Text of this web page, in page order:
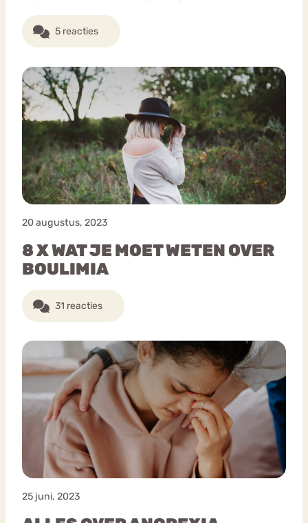
5 reacties
20 augustus, 2023
8 X WAT JE MOET WETEN OVER
BOULIMIA
31 reacties
25 juni, 2023